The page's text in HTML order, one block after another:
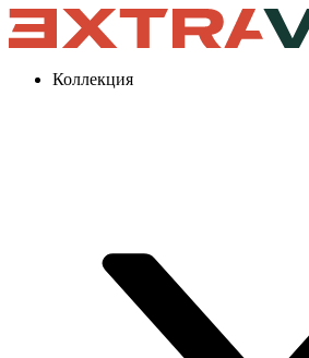
Коллекция